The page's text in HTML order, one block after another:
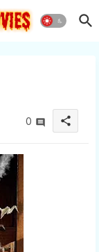
0 share